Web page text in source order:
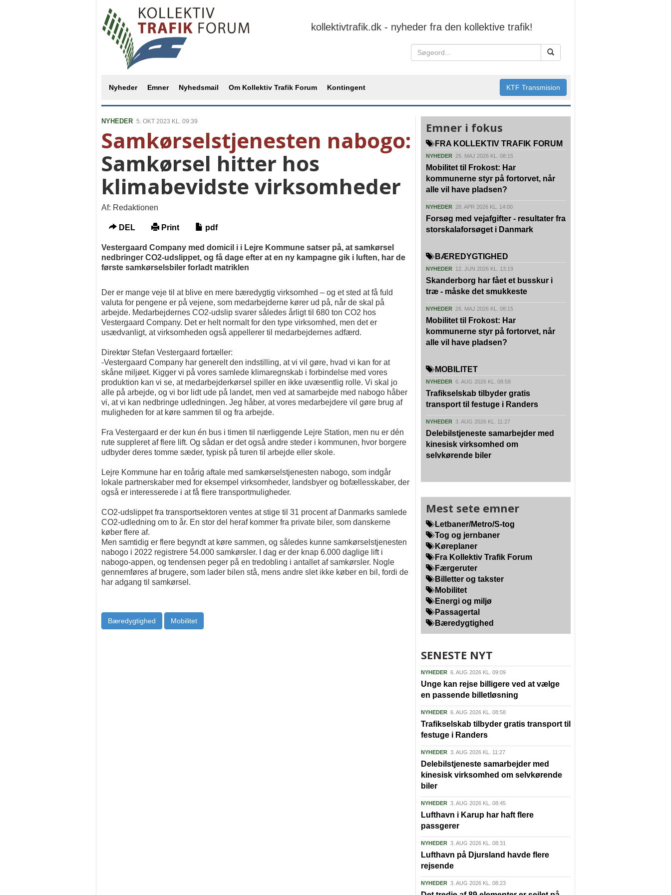
kollektivtrafik.dk - nyheder fra den kollektive trafik!
Nyheder Emner Nyhedsmail Om Kollektiv Trafik Forum Kontingent KTF Transmision
NYHEDER 5. OKT 2023 KL. 09:39
Samkørselstjenesten nabogo:
Samkørsel hitter hos
klimabevidste virksomheder
Af: Redaktionen
DEL Print pdf
Vestergaard Company med domicil i i Lejre Kommune satser på, at samkørsel
nedbringer CO2-udslippet, og få dage efter at en ny kampagne gik i luften, har de
første samkørselsbiler forladt matriklen
Der er mange veje til at blive en mere bæredygtig virksomhed – og et sted at få fuld
valuta for pengene er på vejene, som medarbejderne kører ud på, når de skal på
arbejde. Medarbejdernes CO2-udslip svarer således årligt til 680 ton CO2 hos
Vestergaard Company. Det er helt normalt for den type virksomhed, men det er
usædvanligt, at virksomheden også appellerer til medarbejdernes adfærd.
Direktør Stefan Vestergaard fortæller:
-Vestergaard Company har generelt den indstilling, at vi vil gøre, hvad vi kan for at
skåne miljøet. Kigger vi på vores samlede klimaregnskab i forbindelse med vores
produktion kan vi se, at medarbejderkørsel spiller en ikke uvæsentlig rolle. Vi skal jo
alle på arbejde, og vi bor lidt ude på landet, men ved at samarbejde med nabogo håber
vi, at vi kan nedbringe udledningen. Jeg håber, at vores medarbejdere vil gøre brug af
muligheden for at køre sammen til og fra arbejde.
Fra Vestergaard er der kun én bus i timen til nærliggende Lejre Station, men nu er dén
rute suppleret af flere lift. Og sådan er det også andre steder i kommunen, hvor borgere
udbyder deres tomme sæder, typisk på turen til arbejde eller skole.
Lejre Kommune har en toårig aftale med samkørselstjenesten nabogo, som indgår
lokale partnerskaber med for eksempel virksomheder, landsbyer og bofællesskaber, der
også er interesserede i at få flere transportmuligheder.
CO2-udslippet fra transportsektoren ventes at stige til 31 procent af Danmarks samlede
CO2-udledning om to år. En stor del heraf kommer fra private biler, som danskerne
køber flere af.
Men samtidig er flere begyndt at køre sammen, og således kunne samkørselstjenesten
nabogo i 2022 registrere 54.000 samkørsler. I dag er der knap 6.000 daglige lift i
nabogo-appen, og tendensen peger på en tredobling i antallet af samkørsler. Nogle
gennemføres af brugere, som lader bilen stå, mens andre slet ikke køber en bil, fordi de
har adgang til samkørsel.
Bæredygtighed Mobilitet
Emner i fokus
FRA KOLLEKTIV TRAFIK FORUM
NYHEDER 26. MAJ 2026 KL. 08:15
Mobilitet til Frokost: Har
kommunerne styr på fortorvet, når
alle vil have pladsen?
NYHEDER 28. APR 2026 KL. 14:00
Forsøg med vejafgifter - resultater fra
storskalaforsøget i Danmark
BÆREDYGTIGHED
NYHEDER 12. JUN 2026 KL. 13:19
Skanderborg har fået et busskur i
træ - måske det smukkeste
NYHEDER 26. MAJ 2026 KL. 08:15
Mobilitet til Frokost: Har
kommunerne styr på fortorvet, når
alle vil have pladsen?
MOBILITET
NYHEDER 6. AUG 2026 KL. 08:58
Trafikselskab tilbyder gratis
transport til festuge i Randers
NYHEDER 3. AUG 2026 KL. 11:27
Delebilstjeneste samarbejder med
kinesisk virksomhed om
selvkørende biler
Mest sete emner
Letbaner/Metro/S-tog
Tog og jernbaner
Køreplaner
Fra Kollektiv Trafik Forum
Færgeruter
Billetter og takster
Mobilitet
Energi og miljø
Passagertal
Bæredygtighed
SENESTE NYT
NYHEDER 6. AUG 2026 KL. 09:09
Unge kan rejse billigere ved at vælge
en passende billetløsning
NYHEDER 6. AUG 2026 KL. 08:58
Trafikselskab tilbyder gratis transport til
festuge i Randers
NYHEDER 3. AUG 2026 KL. 11:27
Delebilstjeneste samarbejder med
kinesisk virksomhed om selvkørende
biler
NYHEDER 3. AUG 2026 KL. 08:45
Lufthavn i Karup har haft flere
passgerer
NYHEDER 3. AUG 2026 KL. 08:31
Lufthavn på Djursland havde flere
rejsende
NYHEDER 3. AUG 2026 KL. 08:23